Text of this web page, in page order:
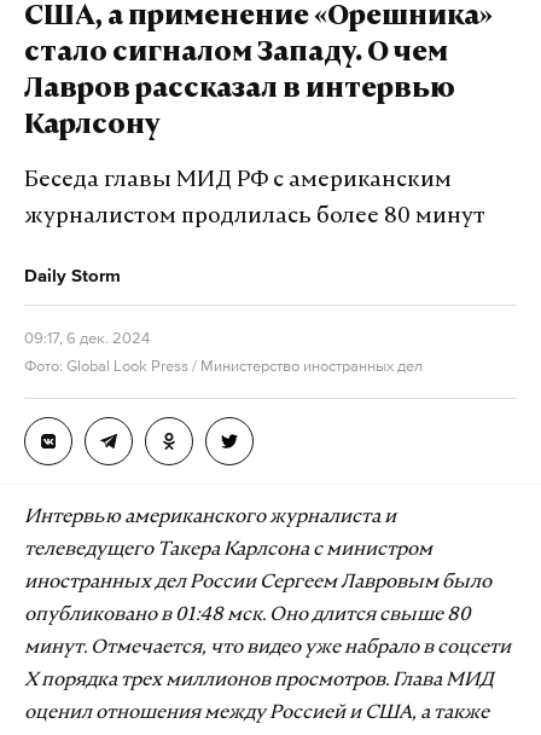
США, а применение «Орешника»
стало сигналом Западу. О чем
Лавров рассказал в интервью
Карлсону
Беседа главы МИД РФ с американским
журналистом продлилась более 80 минут
Daily Storm
09:17, 6 дек. 2024
Фото: Global Look Press / Министерство иностранных дел
Интервью американского журналиста и
телеведущего Такера Карлсона с министром
иностранных дел России Сергеем Лавровым было
опубликовано в 01:48 мск. Оно длится свыше 80
минут. Отмечается, что видео уже набрало в соцсети
X порядка трех миллионов просмотров. Глава МИД
оценил отношения между Россией и США, а также